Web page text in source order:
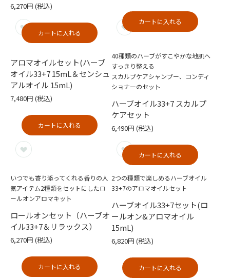
6,270円 (税込)
カートに入れる
カートに入れる
アロマオイルセット(ハーブ
オイル33+7 15mL＆センシュ
アルオイル 15mL)
7,480円 (税込)
カートに入れる
40種類のハーブがすこやかな地肌へ
すっきり整える
スカルプケアシャンプー、コンディ
ショナーのセット
ハーブオイル33+7 スカルプ
ケアセット
6,490円 (税込)
カートに入れる
いつでも寄り添ってくれる香りの人
気アイテム2種類をセットにしたロ
ールオンアロマキット
ロールオンセット（ハーブオ
イル33+7＆リラックス）
6,270円 (税込)
カートに入れる
2つの種類で楽しめるハーブオイル
33+7のアロマオイルセット
ハーブオイル33+7セット(ロ
ールオン&アロマオイル
15mL)
6,820円 (税込)
カートに入れる